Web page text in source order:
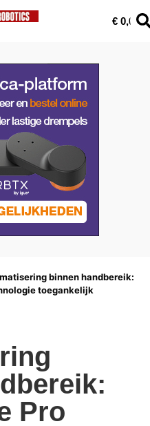
€ 0,00 0
binnen handbereik:
toegankelijk
Pro